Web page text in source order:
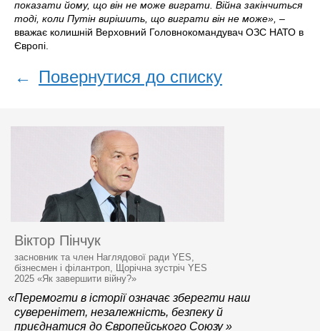
показати йому, що він не може виграти. Війна закінчиться
тоді, коли Путін вирішить, що виграти він не може», –
вважає колишній Верховний Головнокомандувач ОЗС НАТО в
Європі.
← Повернутися до списку
Віктор Пінчук
засновник та член Наглядової ради YES,
бізнесмен і філантроп, Щорічна зустріч YES
2025 «Як завершити війну?»
«Перемогти в історії означає зберегти наш
суверенітет, незалежність, безпеку й
приєднатися до Європейського Союзу »